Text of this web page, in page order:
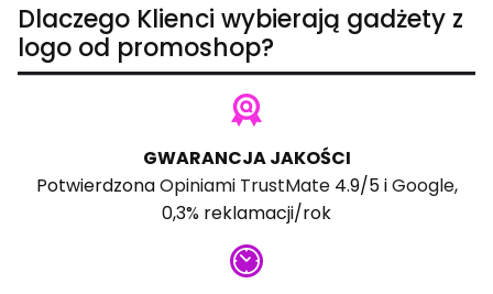
Dlaczego Klienci wybierają gadżety z
logo od promoshop?
GWARANCJA JAKOŚCI
PotwierdzonaOpiniami TrustMate4.9/5 iGoogle,
0,3% reklamacji/rok